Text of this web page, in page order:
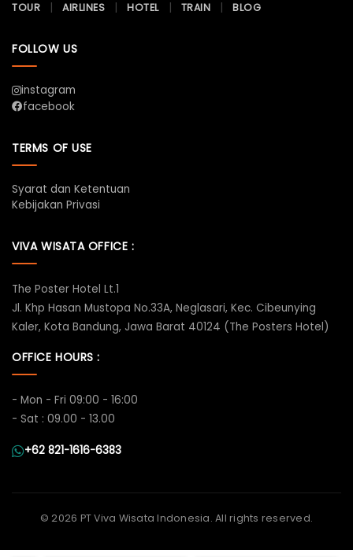
TOUR AIRLINES HOTEL TRAIN BLOG
FOLLOW US
instagram
facebook
TERMS OF USE
Syarat dan Ketentuan
Kebijakan Privasi
VIVA WISATA OFFICE :
The Poster Hotel Lt.1
Jl. Khp Hasan Mustopa No.33A, Neglasari, Kec. Cibeunying
Kaler, Kota Bandung, Jawa Barat 40124 (The Posters Hotel)
OFFICE HOURS :
- Mon - Fri 09:00 - 16:00
- Sat : 09.00 - 13.00
+62 821-1616-6383
© 2026 PT Viva Wisata Indonesia. All rights reserved.